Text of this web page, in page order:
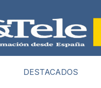
DESTACADOS